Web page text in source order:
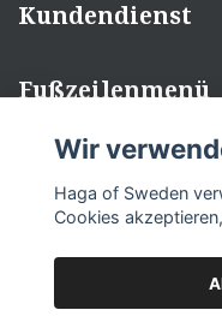
Kundendienst
Fußzeilenmenü
Sozialen Medien
Wir
Haga of Sweden
Cookies